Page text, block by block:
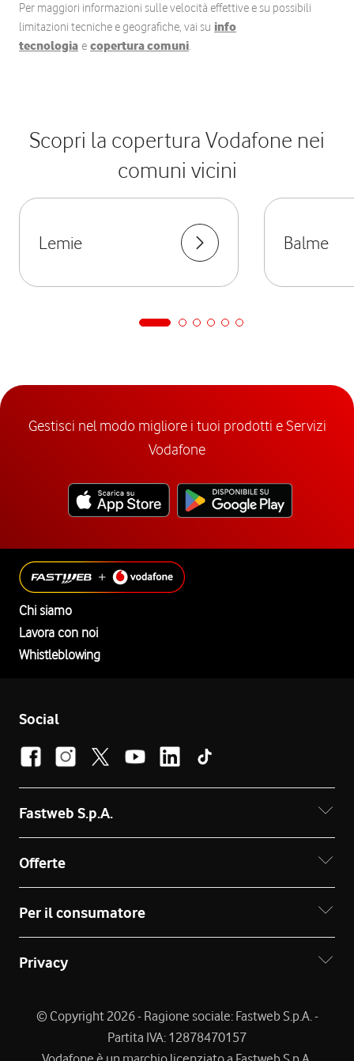
Per maggiori informazioni sulle velocità effettive e su possibili
limitazioni tecniche e geografiche, vai su info
tecnologia e copertura comuni.
Scopri la copertura Vodafone nei
comuni vicini
Lemie Balme
Gestisci nel modo migliore i tuoi prodotti e Servizi
Vodafone
Chi siamo
Lavora con noi
Whistleblowing
Social
Fastweb S.p.A.
Offerte
Per il consumatore
Privacy
© Copyright 2026 - Ragione sociale: Fastweb S.p.A. -
Partita IVA: 12878470157